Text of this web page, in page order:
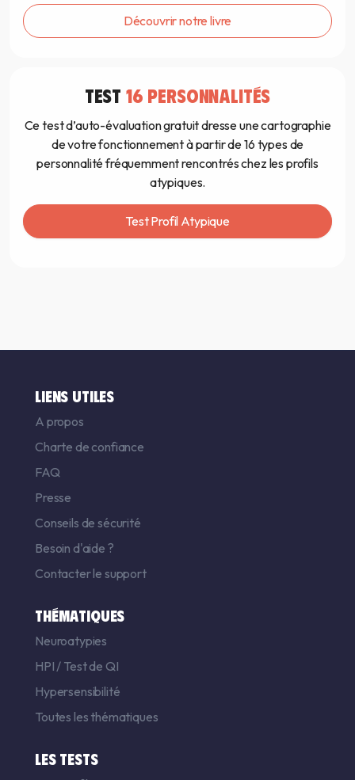
Découvrir notre livre
TEST 16 PERSONNALITÉS
Ce test d’auto-évaluation gratuit dresse une cartographie
de votre fonctionnement à partir de 16 types de
personnalité fréquemment rencontrés chez les profils
atypiques.
Test Profil Atypique
LIENS UTILES
A propos
Charte de confiance
FAQ
Presse
Conseils de sécurité
Besoin d'aide ?
Contacter le support
THÉMATIQUES
Neuroatypies
HPI / Test de QI
Hypersensibilité
Toutes les thématiques
LES TESTS